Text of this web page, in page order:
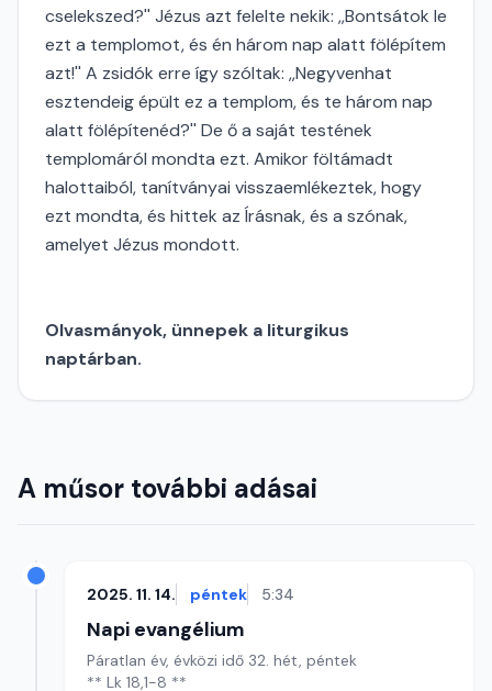
cselekszed?'' Jézus azt felelte nekik: ,,Bontsátok le
ezt a templomot, és én három nap alatt fölépítem
azt!'' A zsidók erre így szóltak: ,,Negyvenhat
esztendeig épült ez a templom, és te három nap
alatt fölépítenéd?'' De ő a saját testének
templomáról mondta ezt. Amikor föltámadt
halottaiból, tanítványai visszaemlékeztek, hogy
ezt mondta, és hittek az Írásnak, és a szónak,
amelyet Jézus mondott.
Olvasmányok, ünnepek a liturgikus
naptárban.
A műsor további adásai
2025. 11. 14. péntek 5:34
Napi evangélium
Páratlan év, évközi idő 32. hét, péntek
** Lk 18,1-8 **